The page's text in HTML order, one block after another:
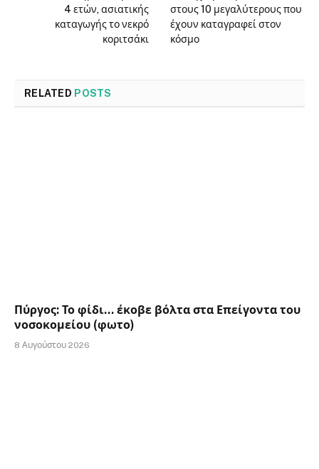
4 ετών, ασιατικής
καταγωγής το νεκρό
κοριτσάκι
στους 10 μεγαλύτερους που
έχουν καταγραφεί στον
κόσμο
RELATED POSTS
Πύργος: Το φίδι… έκοβε βόλτα στα Επείγοντα του
νοσοκομείου (φωτο)
8 Αυγούστου 2026